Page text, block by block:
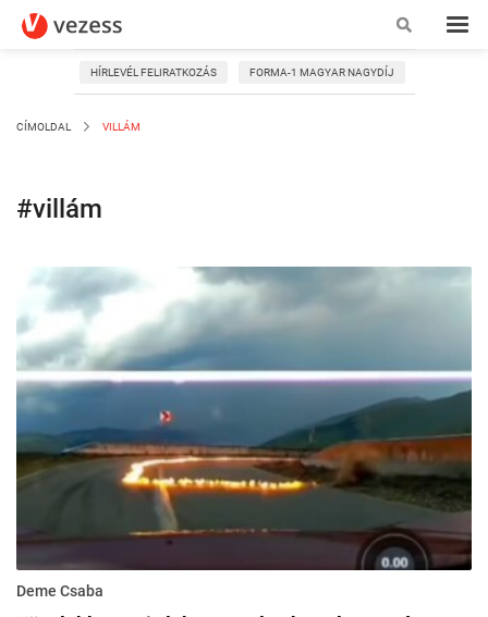
HÍRLEVÉL FELIRATKOZÁS FORMA-1 MAGYAR NAGYDÍJ
CÍMOLDAL VILLÁM
#villám
Deme Csaba